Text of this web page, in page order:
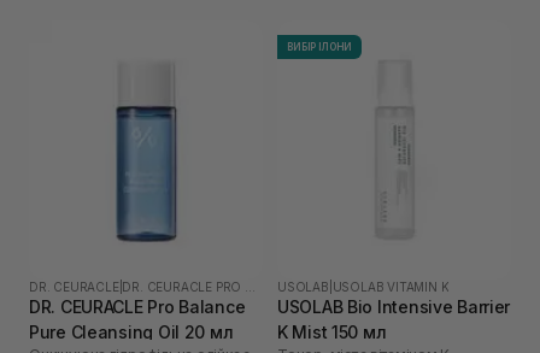
DR. CEURACLE
DR. CEURACLE Pro Balance
Pure Cleansing Oil 20 мл
ВИБІР ІЛОНИ
USOLAB USOLAB VITAMIN K
USOLAB Bio Intensive Barrier
K Mist 150 мл